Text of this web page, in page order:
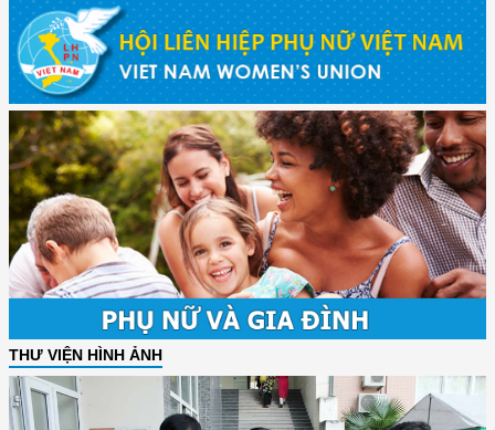
THƯ VIỆN HÌNH ẢNH